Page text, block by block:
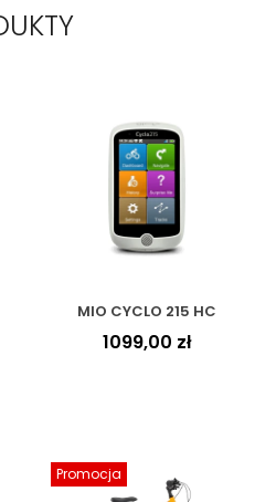
MIO CYCLO 215 HC
1099,00 zł
Promocja